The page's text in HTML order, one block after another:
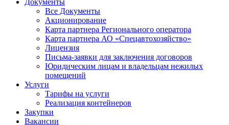
Все Документы
Акционирование
Карта партнера Регионального оператора
Карта партнера АО «Спецавтохозяйство»
Лицензия
Письма-заявки для заключения договоров
Юридическим лицам и владельцам нежилых
помещений
Услуги
Тарифы на услуги
Реализация контейнеров
Закупки
Вакансии